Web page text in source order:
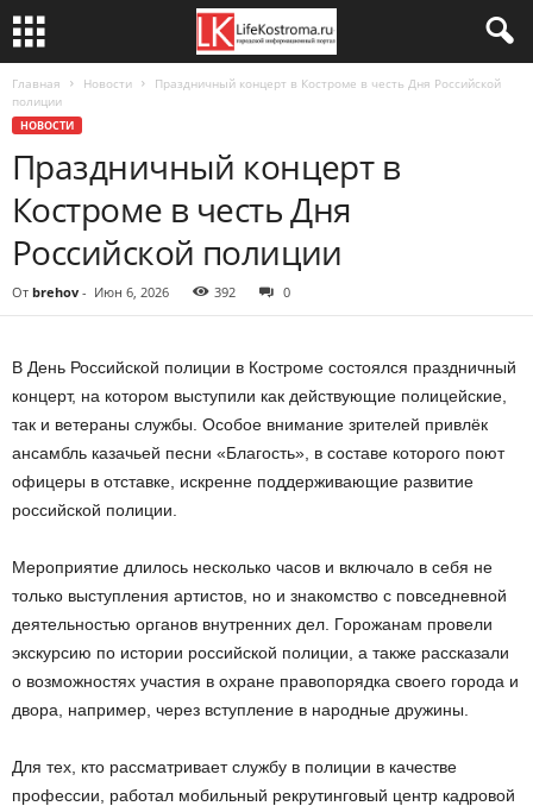
Главная Новости
Праздничный концерт в Костроме в честь Дня Российской
полиции
НОВОСТИ
Праздничный концерт в
Костроме в честь Дня
Российской полиции
От brehov - Июн 6, 2026 392 0
В День Российской полиции в Костроме состоялся праздничный
концерт, на котором выступили как действующие полицейские,
так и ветераны службы. Особое внимание зрителей привлёк
ансамбль казачьей песни «Благость», в составе которого поют
офицеры в отставке, искренне поддерживающие развитие
российской полиции.
Мероприятие длилось несколько часов и включало в себя не
только выступления артистов, но и знакомство с повседневной
деятельностью органов внутренних дел. Горожанам провели
экскурсию по истории российской полиции, а также рассказали
о возможностях участия в охране правопорядка своего города и
двора, например, через вступление в народные дружины.
Для тех, кто рассматривает службу в полиции в качестве
профессии, работал мобильный рекрутинговый центр кадровой